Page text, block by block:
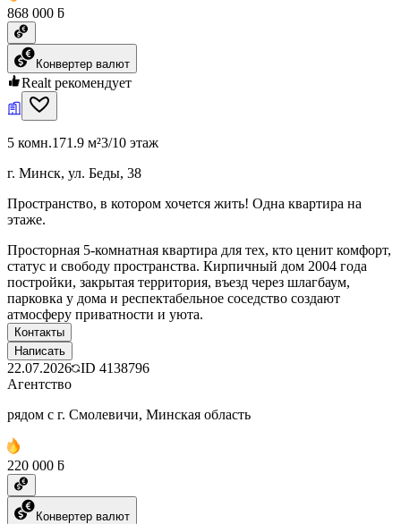
868 000 ƃ
Конвертер валют
Realt рекомендует
5 комн.171.9 м²3/10 этаж
г. Минск, ул. Беды, 38
Пространство, в котором хочется жить! Одна квартира на
этаже.
Просторная 5-комнатная квартира для тех, кто ценит комфорт,
статус и свободу пространства. Кирпичный дом 2004 года
постройки, закрытая территория, въезд через шлагбаум,
парковка у дома и респектабельное соседство создают
атмосферу приватности и уюта.
Контакты
Написать
22.07.2026 ID 4138796
Агентство
рядом с г. Смолевичи, Минская область
220 000 ƃ
Конвертер валют